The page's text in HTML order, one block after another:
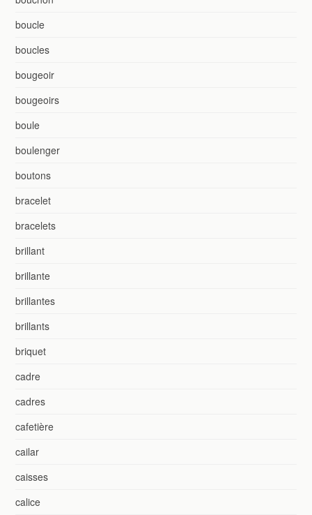
boucle
boucles
bougeoir
bougeoirs
boule
boulenger
boutons
bracelet
bracelets
brillant
brillante
brillantes
brillants
briquet
cadre
cadres
cafetière
cailar
caisses
calice